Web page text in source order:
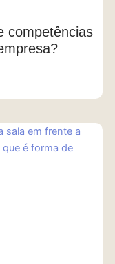
competências